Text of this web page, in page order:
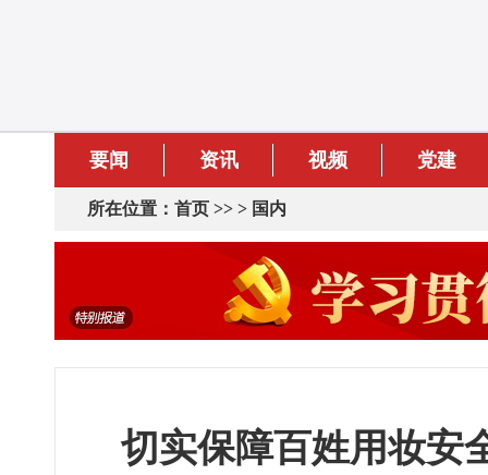
要闻 资讯 视频 党建
所在位置： 首页 >> > 国内
切实保障百姓用妆安